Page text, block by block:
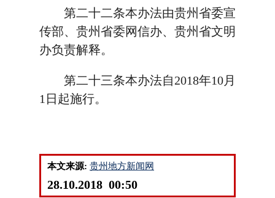
第二十二条本办法由贵州省委宣
传部、贵州省委网信办、贵州省文明
办负责解释。
第二十三条本办法自2018年10月
1日起施行。
本文来源: 贵州地方新闻网
28.10.2018 00:50